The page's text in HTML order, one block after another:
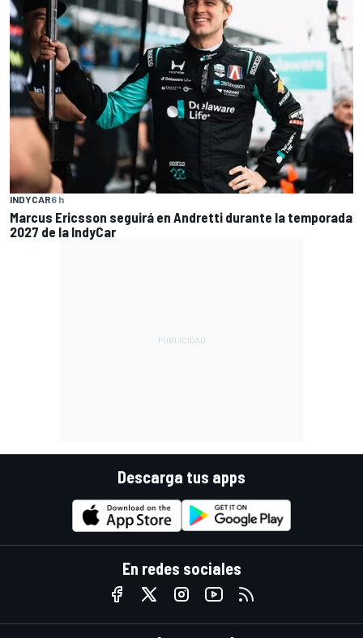
INDYCAR6 h
Marcus Ericsson seguirá en Andretti durante la temporada
2027 de la IndyCar
Descarga tus apps
En redes sociales